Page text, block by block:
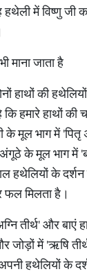
में विष्णु जी
माना जाता है
हाथों की
कि हमारे हाथों
के मूल भाग में
के मूल भाग में
हथेलियों के
फल मिलता है।
तीर्थ' और बाएं
जोड़ों में 'ऋषि
हथेलियों के